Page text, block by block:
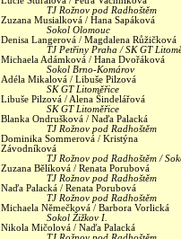
TJ Rožnov pod Radhoštěm
Zuzana Musialková / Hana Sapáková
Sokol Olomouc
Denisa Langerová / Magdalena Růžičková
TJ Petřiny Praha / SK GT
Michaela Adámková / Hana Dvořáková
Sokol Brno-Komárov
Adéla Mikalová / Libuše Pilzová
SK GT Litoměřice
Libuše Pilzová / Alena Šindelářová
SK GT Litoměřice
Blanka Ondrušková / Naďa Palacká
TJ Rožnov pod Radhoštěm
Dominika Sommerová / Kristýna
Závodníková
TJ Rožnov pod Radhoštěm /
Zuzana Bělíková / Renata Porubová
TJ Rožnov pod Radhoštěm
Naďa Palacká / Renata Porubová
TJ Rožnov pod Radhoštěm
Michaela Němečková / Barbora Vorlická
Sokol Žižkov I.
Nikola Mičolová / Naďa Palacká